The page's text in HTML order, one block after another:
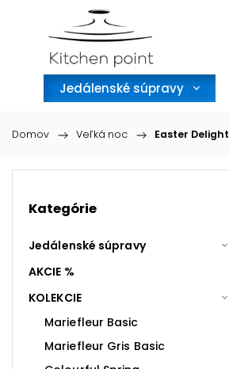
Jedálenské súpravy
Domov / Veľká noc / Easter Delight
Kategórie
Jedálenské súpravy
AKCIE %
KOLEKCIE
Mariefleur Basic
Mariefleur Gris Basic